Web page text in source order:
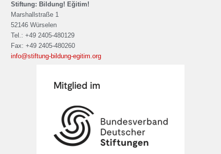
Stiftung: Bildung! Eğitim!
Marshallstraße 1
52146 Würselen
Tel.: +49 2405-480129
Fax: +49 2405-480260
info@stiftung-bildung-egitim.org